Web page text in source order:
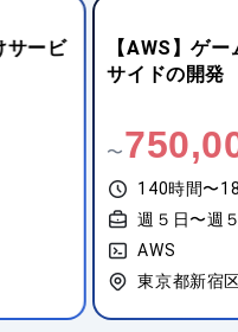
ービ
【AWS】ゲー
サイドの開発
140時間〜180
週５日〜週５
AWS
東京都新宿区